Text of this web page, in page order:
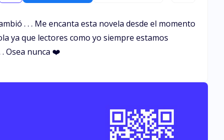
. . . Me encanta esta novela desde el momento
ya que lectores como yo siempre estamos
. Osea nunca ❤️